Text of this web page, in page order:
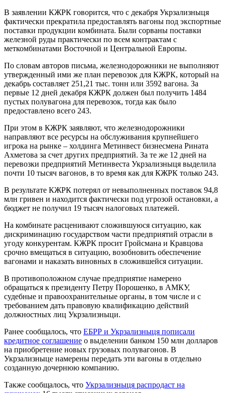
В заявлении КЖРК говорится, что с декабря Укрзализныця
фактически прекратила предоставлять вагоны под экспортные
поставки продукции комбината. Были сорваны поставки
железной руды практически по всем контрактам с
меткомбинатами Восточной и Центральной Европы.
По словам авторов письма, железнодорожники не выполняют
утвержденный ими же план перевозок для КЖРК, который на
декабрь составляет 251,21 тыс. тонн или 3592 вагона. За
первые 12 дней декабря КЖРК должен был получить 1484
пустых полувагона для перевозок, тогда как было
предоставлено всего 243.
При этом в КЖРК заявляют, что железнодорожники
направляют все ресурсы на обслуживания крупнейшего
игрока на рынке – холдинга Метинвест бизнесмена Рината
Ахметова за счет других предприятий. За те же 12 дней на
перевозки предприятий Метинвеста Укрзализныця выделила
почти 10 тысяч вагонов, в то время как для КЖРК только 243.
В результате КЖРК потерял от невыполненных поставок 94,8
млн гривен и находится фактически под угрозой остановки, а
бюджет не получил 19 тысяч налоговых платежей.
На комбинате расценивают сложившуюся ситуацию, как
дискриминацию государством части предприятий отрасли в
угоду конкурентам. КЖРК просит Гройсмана и Кравцова
срочно вмещаться в ситуацию, возобновить обеспечение
вагонами и наказать виновных в сложившейся ситуации.
В противоположном случае предприятие намерено
обращаться к президенту Петру Порошенко, в АМКУ,
судебные и правоохранительные органы, в том числе и с
требованием дать правовую квалификацию действий
должностных лиц Укрзализныци.
Ранее сообщалось, что ЕБРР и Укрзализныця пописали
кредитное соглашение о выделении банком 150 млн долларов
на приобретение новых грузовых полувагонов. В
Укрзализныце намерены передать эти вагоны в отдельно
созданную дочернюю компанию.
Также сообщалось, что Укрзализныця распродаст на